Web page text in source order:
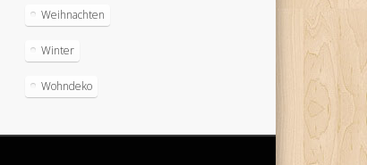
Weihnachten
Winter
Wohndeko